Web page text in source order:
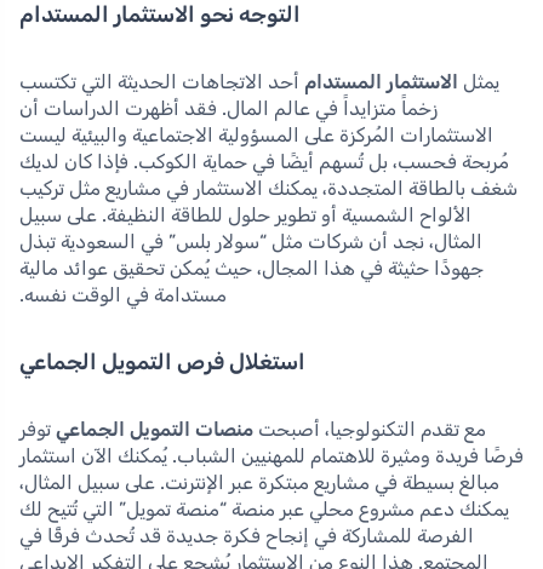
التوجه نحو الاستثمار المستدام
يمثل الاستثمار المستدام أحد الاتجاهات الحديثة التي تكتسب
زخماً متزايداً في عالم المال. فقد أظهرت الدراسات أن
الاستثمارات المُركزة على المسؤولية الاجتماعية والبيئية ليست
مُربحة فحسب، بل تُسهم أيضًا في حماية الكوكب. فإذا كان لديك
شغف بالطاقة المتجددة، يمكنك الاستثمار في مشاريع مثل تركيب
الألواح الشمسية أو تطوير حلول للطاقة النظيفة. على سبيل
المثال، نجد أن شركات مثل “سولار بلس” في السعودية تبذل
جهودًا حثيثة في هذا المجال، حيث يُمكن تحقيق عوائد مالية
مستدامة في الوقت نفسه.
استغلال فرص التمويل الجماعي
مع تقدم التكنولوجيا، أصبحت منصات التمويل الجماعي توفر
فرصًا فريدة ومثيرة للاهتمام للمهنيين الشباب. يُمكنك الآن استثمار
مبالغ بسيطة في مشاريع مبتكرة عبر الإنترنت. على سبيل المثال،
يمكنك دعم مشروع محلي عبر منصة “منصة تمويل” التي تُتيح لك
الفرصة للمشاركة في إنجاح فكرة جديدة قد تُحدث فرقًا في
المجتمع. هذا النوع من الاستثمار يُشجع على التفكير الإبداعي